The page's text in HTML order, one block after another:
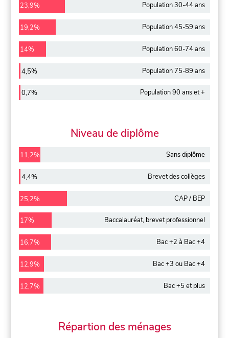
23,9% Population 30-44 ans
19,2% Population 45-59 ans
14% Population 60-74 ans
4,5% Population 75-89 ans
0,7% Population 90 ans et +
Niveau de diplôme
11,2% Sans diplôme
4,4% Brevet des collèges
25,2% CAP / BEP
17% Baccalauréat, brevet professionnel
16,7% Bac +2 à Bac +4
12,9% Bac +3 ou Bac +4
12,7% Bac +5 et plus
Répartion des ménages